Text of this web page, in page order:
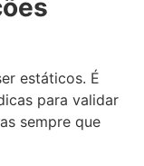
estáticos. É
para validar
sempre que